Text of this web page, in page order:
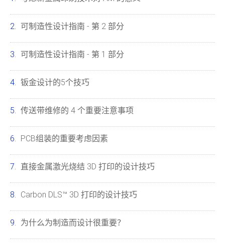
可制造性设计指南 - 第 2 部分
可制造性设计指南 - 第 1 部分
钣金设计的5个技巧
传送带维修的 4 个重要注意事项
PCB组装的重要考虑因素
直接金属激光烧结 3D 打印的设计技巧
Carbon DLS™ 3D 打印的设计技巧
为什么为制造而设计很重要？